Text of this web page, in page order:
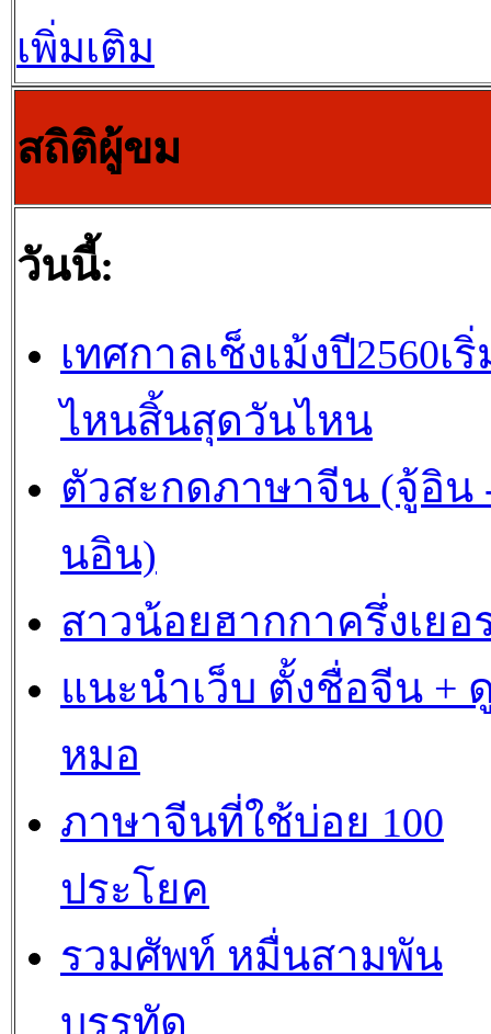
เพิ่มเติม
สถิติผู้ขม
วันนี้:
เทศกาลเช็งเม้งปี2560เ
ไหนสิ้นสุดวันไหน
ตัวสะกดภาษาจีน (จู้อิน
นอิน)
สาวน้อยฮากกาครึ่งเยอ
แนะนำเว็บ ตั้งชื่อจีน +
หมอ
ภาษาจีนที่ใช้บ่อย 100
ประโยค
รวมศัพท์ หมื่นสามพัน
บรรทัด